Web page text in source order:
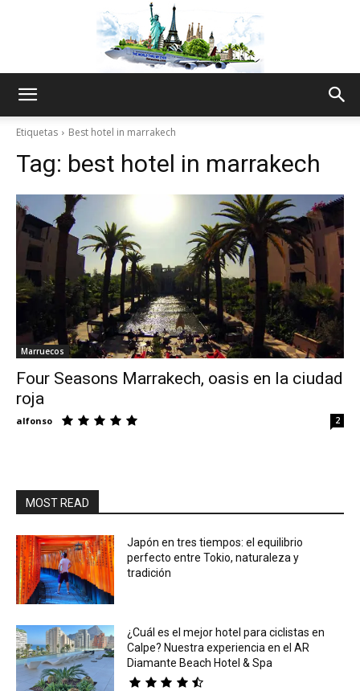
Thru
My
Etiquetas Best hotel in marrakech
Tag: best hotel in marrakech
Marruecos
Four Seasons Marrakech, oasis en la ciudad
roja
alfonso 2
MOST READ
Japón en tres tiempos: el equilibrio
perfecto entre Tokio, naturaleza y
tradición
¿Cuál es el mejor hotel para ciclistas en
Calpe? Nuestra experiencia en el AR
Diamante Beach Hotel & Spa